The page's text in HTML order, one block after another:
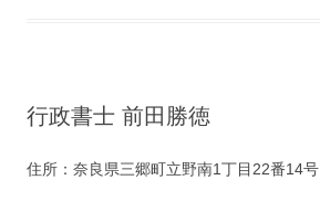
行政書士 前田勝徳
住所：奈良県三郷町立野南1丁目22番14号